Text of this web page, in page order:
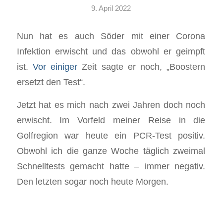
9. April 2022
Nun hat es auch Söder mit einer Corona
Infektion erwischt und das obwohl er geimpft
ist. Vor einiger Zeit sagte er noch, „Boostern
ersetzt den Test“.
Jetzt hat es mich nach zwei Jahren doch noch
erwischt. Im Vorfeld meiner Reise in die
Golfregion war heute ein PCR-Test positiv.
Obwohl ich die ganze Woche täglich zweimal
Schnelltests gemacht hatte – immer negativ.
Den letzten sogar noch heute Morgen.